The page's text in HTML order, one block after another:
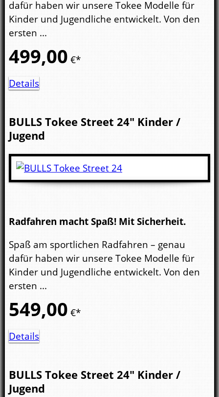
dafür haben wir unsere Tokee Modelle für
Kinder und Jugendliche entwickelt. Von den
ersten ...
499,00 €*
Details
BULLSTokee Street 24" Kinder /
Jugend
Radfahren macht Spaß! Mit Sicherheit.
Spaß am sportlichen Radfahren – genau
dafür haben wir unsere Tokee Modelle für
Kinder und Jugendliche entwickelt. Von den
ersten ...
549,00 €*
Details
BULLSTokee Street 24" Kinder /
Jugend